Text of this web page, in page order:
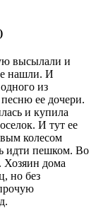
высылали и
нашли. И
из
ее дочери.
и купила
И тут ее
колесом
идти пешком. Во
Хозяин дома
но без